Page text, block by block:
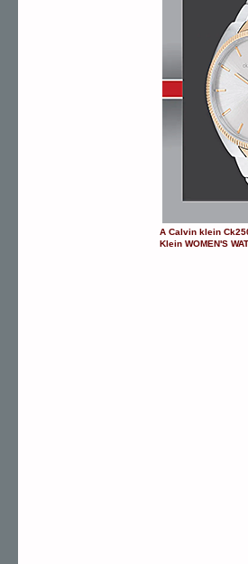
ACalvin klein
Klein WOMEN'S